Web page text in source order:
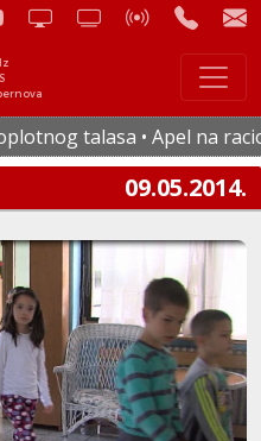
talasa • Apel na
09.05.2014.